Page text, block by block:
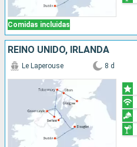
Comidas incluidas
REINO UNIDO, IRLANDA
Le Laperouse 8 d